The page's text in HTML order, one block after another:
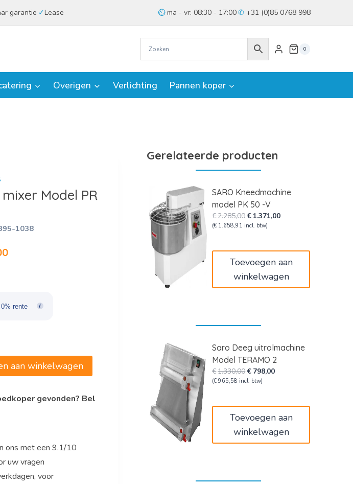
garantie Lease ma - vr: 08:30 - 17:00 +31 (0)85 0768 998
0
Overigen Verlichting Pannen koper
Model PR
1038
Huidige
€663,00.
rente
aan winkelwagen
gevonden? Bel
ons met een 9.1/10
uw vragen
voor
Gerelateerde producten
SARO Kneedmachine
model PK 50 -V
€2.285,00Oorspronkelijke
prijs
€ 1.371,00Huidige
(€ 1.658,91 incl. btw)
Toevoegen aan
winkelwagen
Saro Deeg uitrolmachine
Model TERAMO 2
€1.330,00Oorspronkelijke
prijs
€ 798,00Huidige
(€ 965,58 incl. btw)
Toevoegen aan
winkelwagen